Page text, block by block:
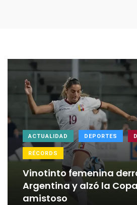
ACTUALIDAD DEPORTES
RÉCORDS
Vinotinto femenina
Argentina y alzó la
amistoso